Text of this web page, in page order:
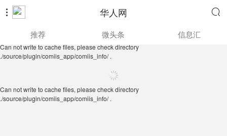
 华人网 
./source/plugin/comiis_app/comiis_info/ .
推荐 微头条 信息汇
Can not write to cache files, please check directory
./source/plugin/comiis_app/comiis_info/ .
Can not write to cache files, please check directory
./source/plugin/comiis_app/comiis_info/ .